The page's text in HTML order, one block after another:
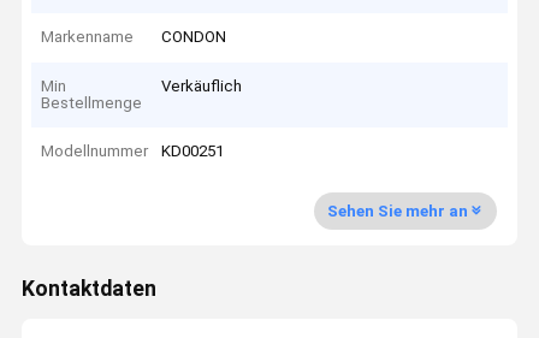
Markenname CONDON
Min
Bestellmenge
Verkäuflich
Modellnummer KD00251
Sehen Sie mehr an
Kontaktdaten